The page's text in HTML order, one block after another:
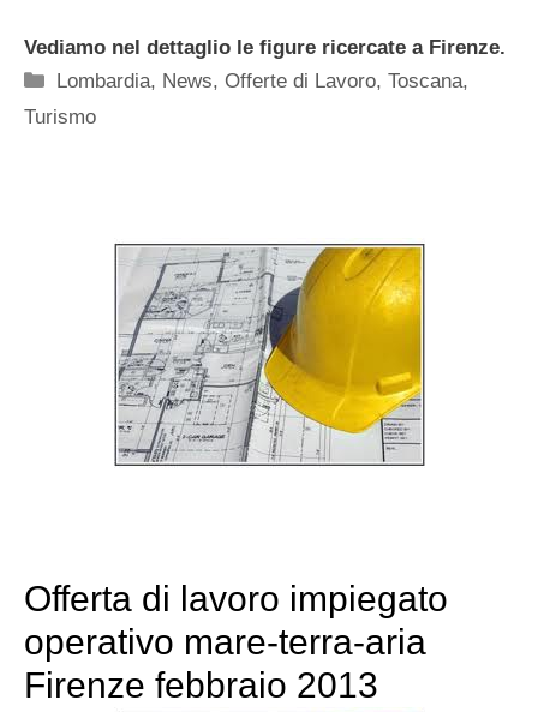
Vediamo nel dettaglio le figure ricercate a Firenze.
Categorie
Lombardia, News,Offerte di Lavoro,Toscana,
Turismo
Offerta di lavoro impiegato
operativo mare-terra-aria
Firenze febbraio 2013